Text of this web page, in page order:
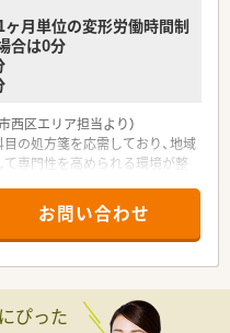
月単位の変形労働時間制
合は0分
西区エリア担当より）
の処方箋を応需しており、地域
専門性を高められる環境が整
などの多科目を応需しており、
ます。
置されており、施設や居宅の
お問い合わせ
ぴった